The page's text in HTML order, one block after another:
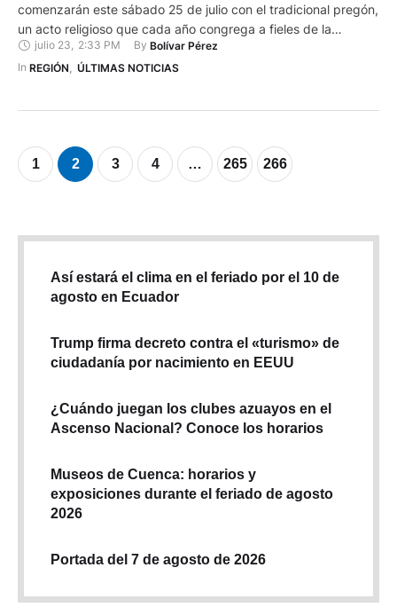
comenzarán este sábado 25 de julio con el tradicional pregón,
un acto religioso que cada año congrega a fieles de la
localidad y de diferentes provincias del país. El pregón iniciará
a las 14:00 en el atrio del Santuario, bajo el lema "María, …
julio 23, 2:33 PM By Bolívar Pérez
In REGIÓN ÚLTIMAS NOTICIAS
1 2 3 4 … 265 266
Así estará el clima en el feriado por el 10 de
agosto en Ecuador
Trump firma decreto contra el «turismo» de
ciudadanía por nacimiento en EEUU
¿Cuándo juegan los clubes azuayos en el
Ascenso Nacional? Conoce los horarios
Museos de Cuenca: horarios y
exposiciones durante el feriado de agosto
2026
Portada del 7 de agosto de 2026